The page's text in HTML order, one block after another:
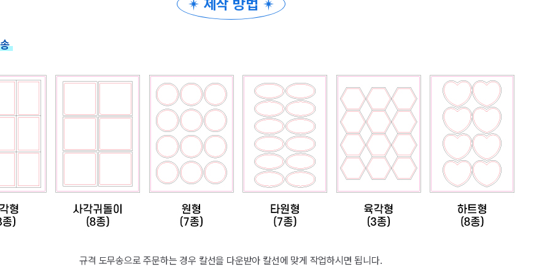
제작 방법
규격 도무송으로 주문하는 경우 칼선을 다운받아 칼선에 맞게 작업하시면 됩니다.